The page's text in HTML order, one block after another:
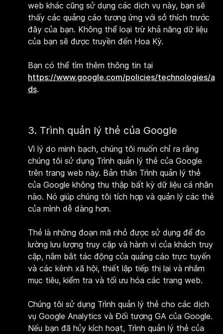
web khác cũng sử dụng các dịch vụ này, bạn sẽ
thấy các quảng cáo tương ứng với sở thích trước
đây của bạn. Không thể loại trừ khả năng dữ liệu
của bạn sẽ được truyền đến Hoa Kỳ.
Bạn có thể tìm thêm thông tin tại
https://www.google.com/policies/technologies/a
ds.
3. Trình quản lý thẻ của Google
Vì lý do minh bạch, chúng tôi muốn chỉ ra rằng
chúng tôi sử dụng Trình quản lý thẻ của Google
trên trang web này. Bản thân Trình quản lý thẻ
của Google không thu thập bất kỳ dữ liệu cá nhân
nào. Nó giúp chúng tôi tích hợp và quản lý các thẻ
của mình dễ dàng hơn.
Thẻ là những đoạn mã nhỏ được sử dụng để đo
lường lưu lượng truy cập và hành vi của khách truy
cập, nắm bắt tác động của quảng cáo trực tuyến
và các kênh xã hội, thiết lập tiếp thị lại và nhắm
mục tiêu, kiểm tra và tối ưu hóa các trang web.
Chúng tôi sử dụng Trình quản lý thẻ cho các dịch
vụ Google Analytics và Đối tượng GA của Google.
Nếu bạn đã hủy kích hoạt, Trình quản lý thẻ của